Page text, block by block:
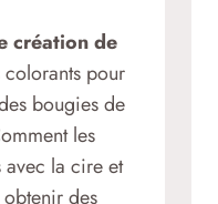
création de
pour
bougies de
les
avec la cire et
des